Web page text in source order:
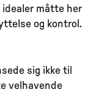
måtte her
og kontrol.
sig ikke til
velhavende